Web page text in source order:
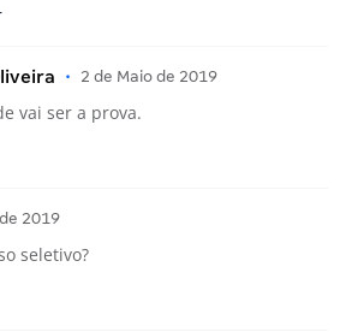
• 2 de Maio de 2019
vai ser a prova.
2019
seletivo?